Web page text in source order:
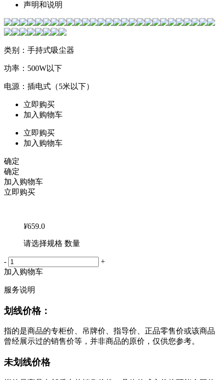
声明和说明
类别：手持式吸尘器
功率：500W以下
电源：插电式（5米以下）
立即购买
加入购物车
立即购买
加入购物车
确定
确定
加入购物车
立即购买
¥659.0
请选择规格 数量
-
+
加入购物车
服务说明
划线价格：
指的是商品的专柜价、吊牌价、指导价、正品零售价或该商品
曾经展示过的销售价等，并非商品的原价，仅供您参考。
未划线价格